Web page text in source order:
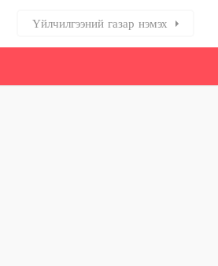
Үйлчилгээний газар нэмэх